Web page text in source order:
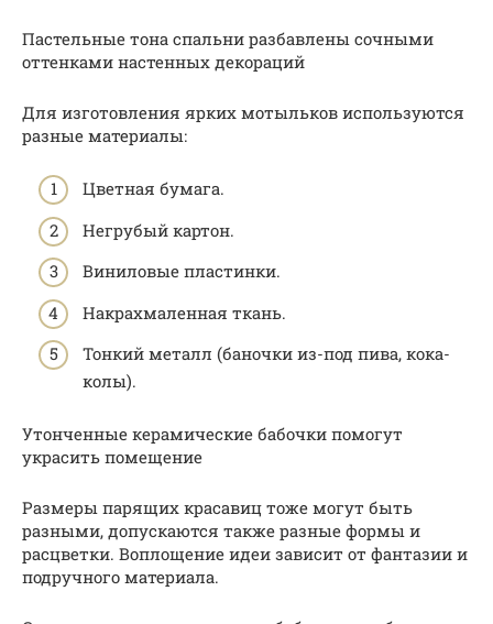
Пастельные тона спальни разбавлены сочными
оттенками настенных декораций
Для изготовления ярких мотыльков используются
разные материалы:
Цветная бумага.
Негрубый картон.
Виниловые пластинки.
Накрахмаленная ткань.
Тонкий металл (баночки из-под пива, кока-
колы).
Утонченные керамические бабочки помогут
украсить помещение
Размеры парящих красавиц тоже могут быть
разными, допускаются также разные формы и
расцветки. Воплощение идеи зависит от фантазии и
подручного материала.